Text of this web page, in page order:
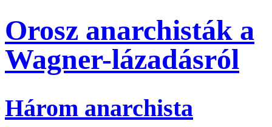
Orosz anarchisták a
Wagner-lázadásról
Három anarchista